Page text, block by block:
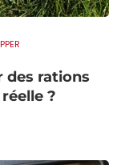
des rations
?